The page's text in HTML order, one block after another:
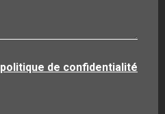
politique de confidentialité